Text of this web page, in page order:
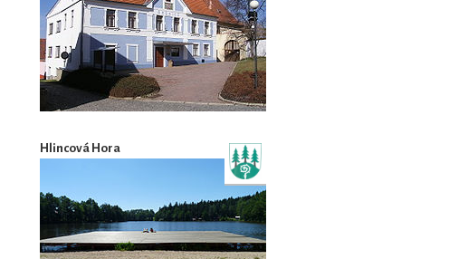
Hlincová Hora